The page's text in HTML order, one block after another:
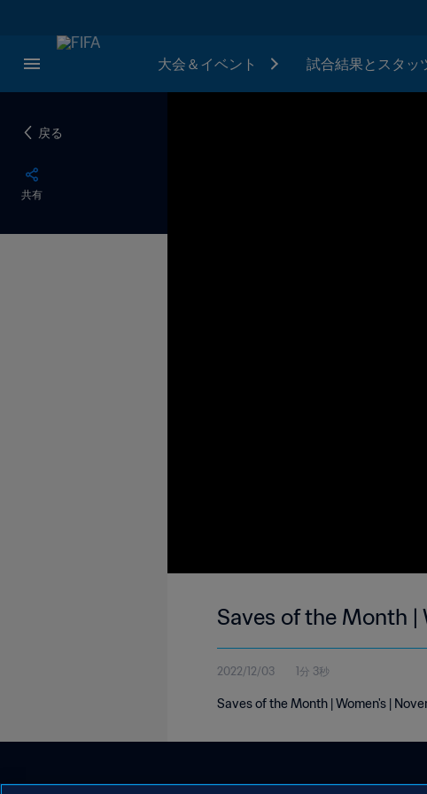
大会＆イベント 試合結果とスタッ
戻る
共有
Saves of the Month |
2022/12/03 1分 3秒
Saves of the Month | Women's |